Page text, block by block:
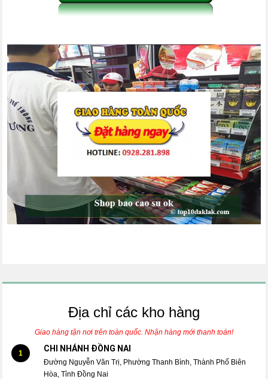
Địa chỉ các kho hàng
Giao hàng tận nơi trên toàn quốc. Nhận hàng mới thanh toán!
1 CHI NHÁNH ĐỒNG NAI
Đường Nguyễn Văn Trị, Phường Thanh Bình, Thành Phố Biên
Hòa, Tỉnh Đồng Nai